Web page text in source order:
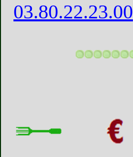
03.80.22.23.00